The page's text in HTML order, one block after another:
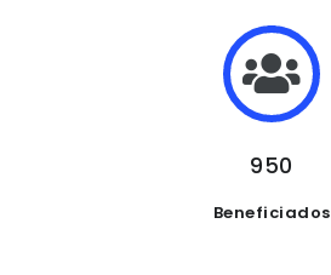
950
Beneficiados